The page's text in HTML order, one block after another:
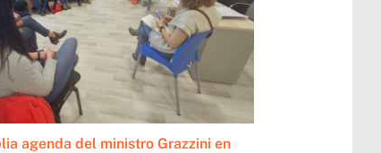
agenda del ministro Grazzini en